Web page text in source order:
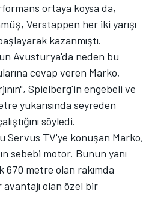
ortaya koysa da,
Verstappen her iki yarışı
kazanmıştı.
Avusturya'da neden bu
cevap veren Marko,
Spielberg'in engebeli ve
yukarısında seyreden
söyledi.
Servus TV'ye konuşan Marko,
sebebi motor. Bunun yanı
670 metre olan rakımda
olan özel bir